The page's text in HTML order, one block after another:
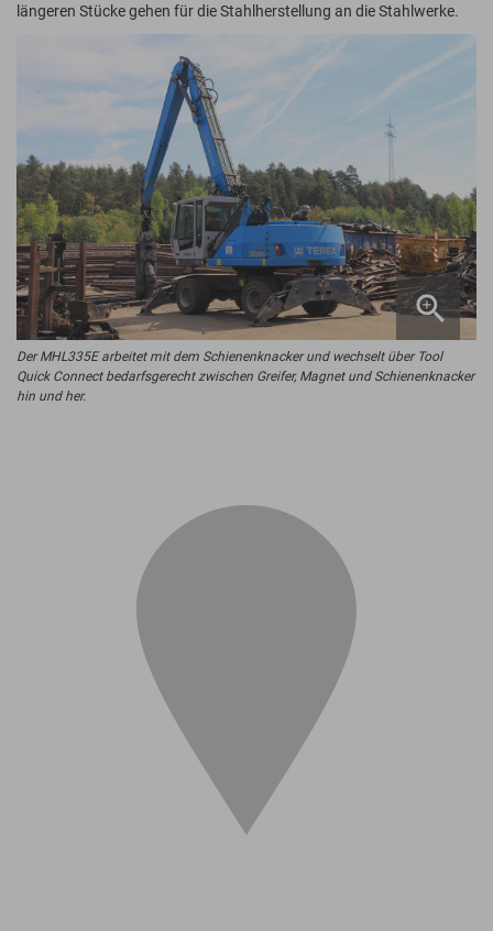
längeren Stücke gehen für die Stahlherstellung an die Stahlwerke.
Der MHL335E arbeitet mit dem Schienenknacker und wechselt über Tool
Quick Connect bedarfsgerecht zwischen Greifer, Magnet und Schienenknacker
hin und her.